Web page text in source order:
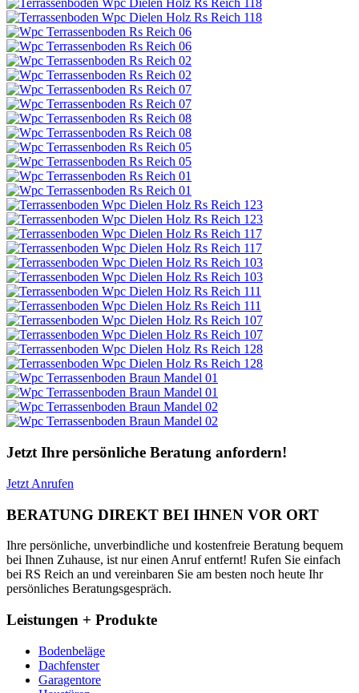
Jetzt Ihre persönliche Beratung anfordern!
Jetzt Anrufen
BERATUNG DIREKT BEI IHNEN VOR ORT
Ihre persönliche, unverbindliche und kostenfreie Beratung bequem
bei Ihnen Zuhause, ist nur einen Anruf entfernt! Rufen Sie einfach
bei RS Reich an und vereinbaren Sie am besten noch heute Ihr
persönliches Beratungsgespräch.
Leistungen + Produkte
Bodenbeläge
Dachfenster
Garagentore